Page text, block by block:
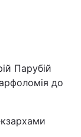
Парубій
до